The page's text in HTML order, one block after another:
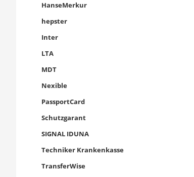
HanseMerkur
hepster
Inter
LTA
MDT
Nexible
PassportCard
Schutzgarant
SIGNAL IDUNA
Techniker Krankenkasse
TransferWise